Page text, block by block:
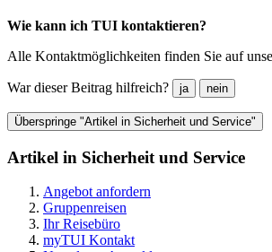
Wie kann ich TUI kontaktieren?
Alle Kontaktmöglichkeiten finden Sie auf
War dieser Beitrag hilfreich? ja nein
Überspringe "Artikel in Sicherheit und Service"
Artikel in Sicherheit und Service
Angebot anfordern
Gruppenreisen
Ihr Reisebüro
myTUI Kontakt